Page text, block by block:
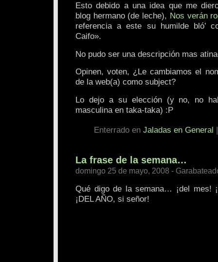
Esto debido a una idea que me
blog hermano (de leche), Nos verán
referencia a este su humilde bló’
Caifo».
No pudo ser una descripción mas
Opinen, voten, ¿Le cambiamos el
de la web(a) como subject?
Lo dejo a su elección (y no, no
masculina en taka-taka) :P
Enterrado en Jaladas en General
La frase de la semana…
domingo 25 de mayo, 2008 -
Qué digo de la semana… ¡del mes!
¡DEL AÑO, si señor!